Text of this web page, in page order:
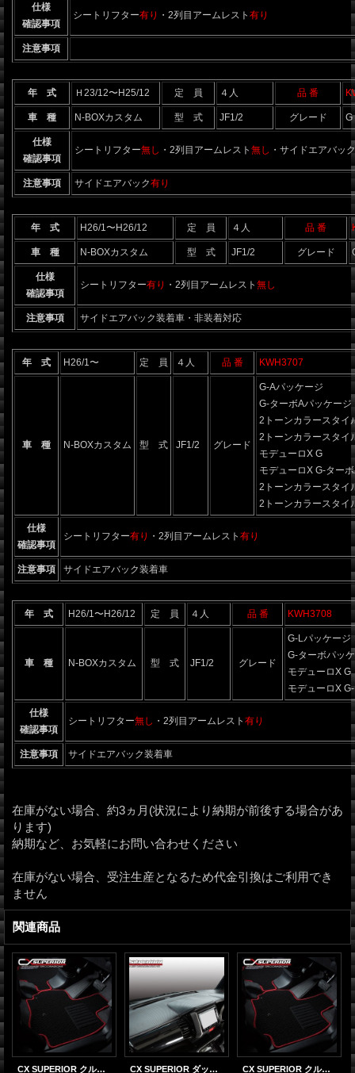
仕様
確認事項
シートリフター有り ・2列目アームレスト 有り
注意事項
年 式 Ｈ23/12〜H25/12 定 員 ４人 品 番
車 種 N-BOXカスタム 型 式 JF1/2 グレード G
仕様
確認事項
シートリフター無し ・2列目アームレスト 無し ・サイドエアバッ
注意事項 サイドエアバック有り
年 式 H26/1〜H26/12 定 員 ４人 品 番
車 種 N-BOXカスタム 型 式 JF1/2 グレード
仕様
確認事項
シートリフター有り ・2列目アームレスト 無し
注意事項 サイドエアバック装着車・非装着対応
年 式 H26/1〜 定 員 ４人 品 番 KWH3707
車 種 N-BOXカスタム 型 式 JF1/2 グレード
G-Aパッケージ
G-ターボAパッケージ
2トーンカラースタイ
2トーンカラースタイ
モデューロX G
モデューロX G-ター
2トーンカラースタイ
2トーンカラースタイ
仕様
確認事項
シートリフター有り ・2列目アームレスト 有り
注意事項 サイドエアバック装着車
年 式 H26/1〜H26/12 定 員 ４人 品 番 KWH3708
車 種 N-BOXカスタム 型 式 JF1/2 グレード
G-Lパッケージ
G-ターボパッ
モデューロX G
モデューロX
仕様
確認事項
シートリフター無し ・2列目アームレスト 有り
注意事項 サイドエアバック装着車
在庫がない場合、約3ヵ月(状況により納期が前後する場合があ
ります)
納期など、お気軽にお問い合わせください
在庫がない場合、受注生産となるため代金引換はご利用でき
ません
関連商品
CX SUPERIOR クルージングフロアマット N-BOXカスタム JF1/2 CX SUPERIOR ダッシュマット N-BOXカスタム JF1/2 CX SUPERIOR クルージングフロアマット N-BOX JF1/2